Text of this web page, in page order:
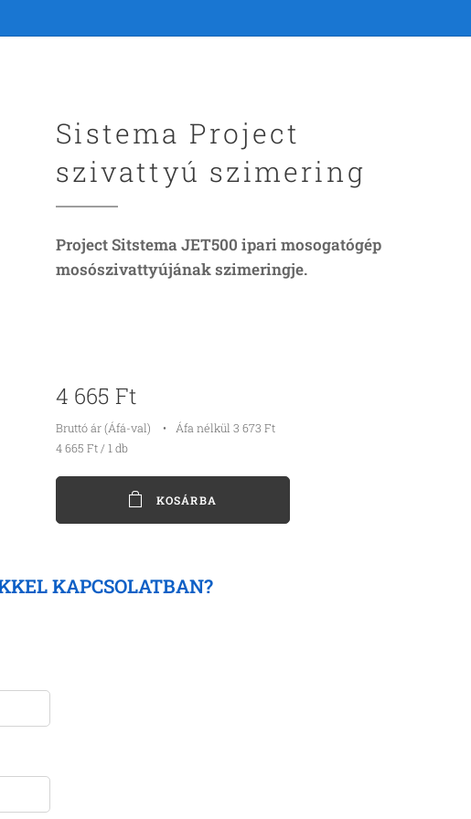
Sistema Project
szivattyú szimering
Project Sitstema JET500 ipari mosogatógép
mosószivattyújának szimeringje.
4 665 Ft
Bruttó ár (Áfá-val)
Áfa nélkül 3 673 Ft
4 665 Ft / 1 db
KOSÁRBA
KAPCSOLATBAN?